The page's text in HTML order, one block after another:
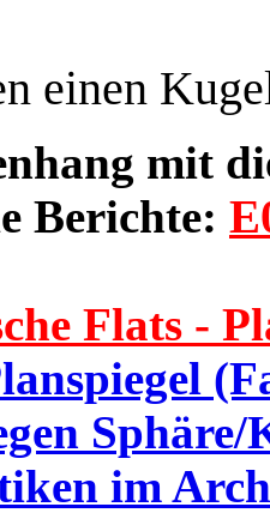
einen
mit
Berichte:
Flats -
Sphäre/
im